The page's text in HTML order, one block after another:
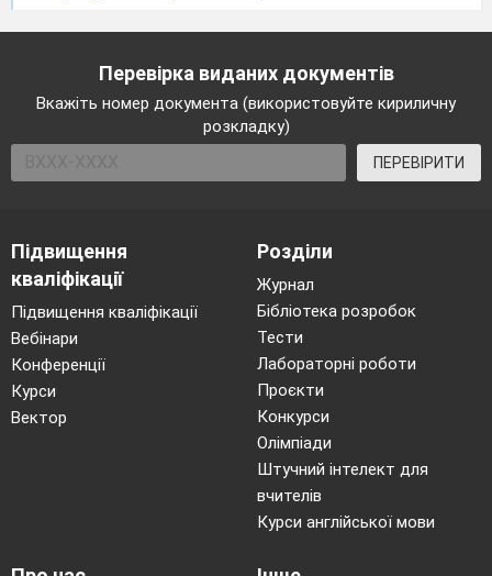
Перевірка виданих документів
Вкажіть номер документа (використовуйте кириличну
розкладку)
ПЕРЕВІРИТИ
Підвищення
кваліфікації
Підвищення кваліфікації
Вебінари
Конференції
Курси
Вектор
Розділи
Журнал
Бібліотека розробок
Тести
Лабораторні роботи
Проєкти
Конкурси
Олімпіади
Штучний інтелект для
вчителів
Курси англійської мови